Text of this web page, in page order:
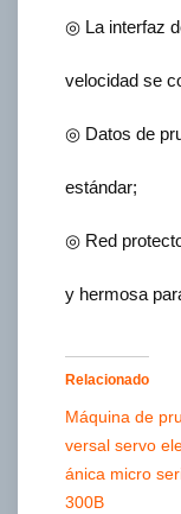
◎ La interfaz
velocidad se
◎ Datos de
estándar;
◎ Red
y hermosa
Relacionado
Máquina de
versal servo
ánica micro
300B